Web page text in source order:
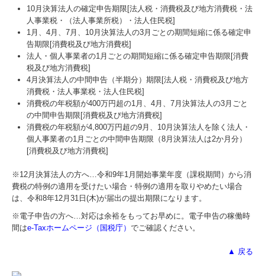
10月決算法人の確定申告期限[法人税・消費税及び地方消費税・法
人事業税・（法人事業所税）・法人住民税]
1月、4月、7月、10月決算法人の3月ごとの期間短縮に係る確定申
告期限[消費税及び地方消費税]
法人・個人事業者の1月ごとの期間短縮に係る確定申告期限[消費
税及び地方消費税]
4月決算法人の中間申告（半期分）期限[法人税・消費税及び地方
消費税・法人事業税・法人住民税]
消費税の年税額が400万円超の1月、4月、7月決算法人の3月ごと
の中間申告期限[消費税及び地方消費税]
消費税の年税額が4,800万円超の9月、10月決算法人を除く法人・
個人事業者の1月ごとの中間申告期限（8月決算法人は2か月分）
[消費税及び地方消費税]
※12月決算法人の方へ…令和9年1月開始事業年度（課税期間）から消
費税の特例の適用を受けたい場合・特例の適用を取りやめたい場合
は、令和8年12月31日(木)が届出の提出期限になります。
※電子申告の方へ…対応は余裕をもってお早めに。電子申告の稼働時
間はe-Taxホームページ（国税庁） でご確認ください。
▲ 戻る